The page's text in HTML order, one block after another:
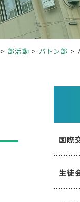
部活動 バトン部
国際
生徒